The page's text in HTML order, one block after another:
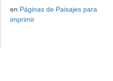
en Páginas de Paisajes para
imprimir